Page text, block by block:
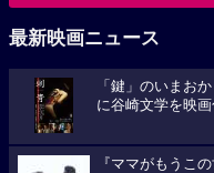
最新映画ニュース
「鍵」のいまお
に谷崎文学を映画
『ママがもうこ